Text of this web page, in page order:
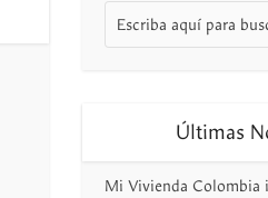
Últimas
Mi Vivienda Colombia